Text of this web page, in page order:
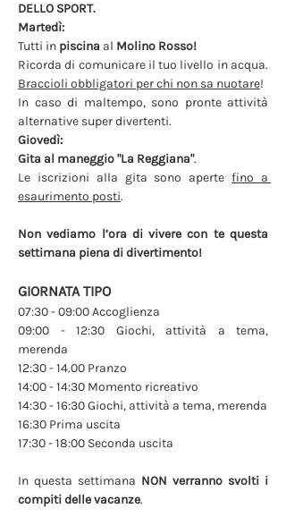
DELLO SPORT.
Martedì:
Tutti in piscina al Molino Rosso!
Braccioli obbligatori per chi non sa nuotare!
In caso di maltempo, sono pronte attività
alternative super divertenti.
Giovedì:
Gita al maneggio "La Reggiana".
Le iscrizioni alla gita sono aperte fino a
esaurimento posti.
Non vediamo l’ora di vivere con te questa
settimana piena di divertimento!
GIORNATA TIPO
07:30 - 09:00 Accoglienza
09:00 - 12:30 Giochi, attività a tema,
merenda
12:30 - 14.00 Pranzo
14:00 - 14:30 Momento ricreativo
14:30 - 16:30 Giochi, attività a tema, merenda
16:30 Prima uscita
17:30 - 18:00 Seconda uscita
In questa settimana NON verranno svolti i
compiti delle vacanze.